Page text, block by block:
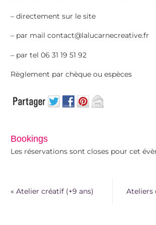
– directement sur le site
– par mail contact@lalucarnecreative.fr
– par tel 06 31 19 51 92
Règlement par chèque ou espèces
Bookings
Les réservations sont closes pour cet
« Atelier créatif (+9 ans) Ateliers